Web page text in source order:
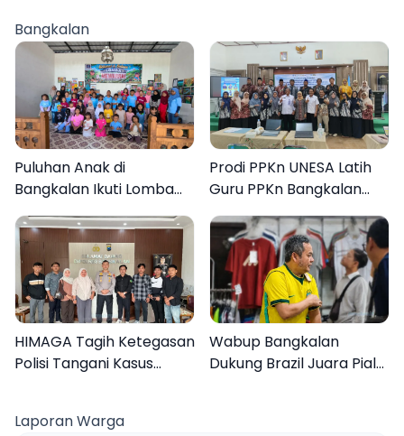
Bangkalan
Puluhan Anak di
Bangkalan Ikuti Lomba
Mewarnai Bertema
Liburan Keluarga
Prodi PPKn UNESA Latih
Guru PPKn Bangkalan
dengan Pembelajaran
Inovasi Teknologi
HIMAGA Tagih Ketegasan
Polisi Tangani Kasus
Wabup Bangkalan
Dukung Brazil Juara Piala
Laporan Warga